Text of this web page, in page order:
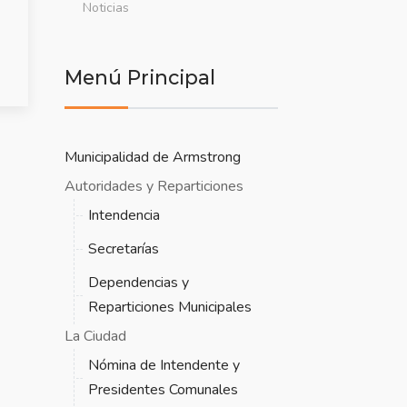
Noticias
Menú Principal
Municipalidad de Armstrong
Autoridades y Reparticiones
Intendencia
Secretarías
Dependencias y
Reparticiones Municipales
La Ciudad
Nómina de Intendente y
Presidentes Comunales